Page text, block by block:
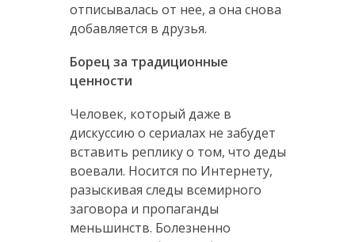
отписывалась от нее, а она снова
добавляется в друзья.
Борец за традиционные
ценности
Человек, который даже в
дискуссию о сериалах не забудет
вставить реплику о том, что деды
воевали. Носится по Интернету,
разыскивая следы всемирного
заговора и пропаганды
меньшинств. Болезненно